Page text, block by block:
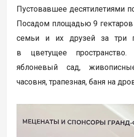
Пустовавшее десятилетиями
Посадом площадью 9 гектаров
семьи и их друзей за три
в цветущее пространство.
яблоневый сад,
часовня, трапезная, баня на